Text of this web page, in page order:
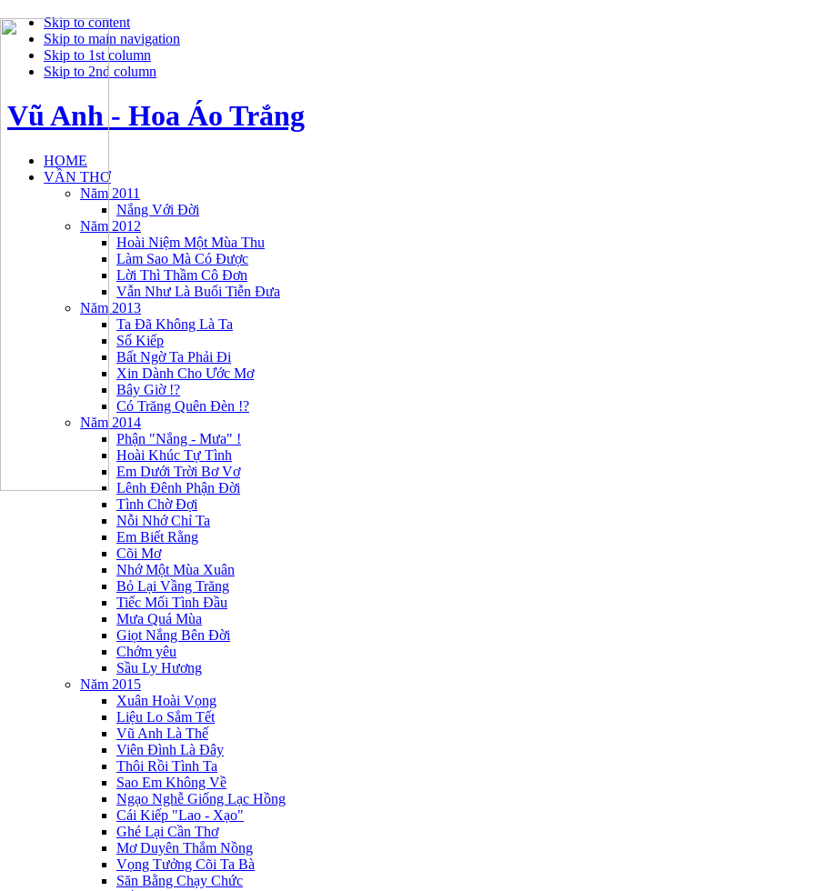
Skip to content
Skip to main navigation
Skip to 1st column
Skip to 2nd column
Vũ Anh - Hoa Áo Trắng
HOME
VẦN THƠ
Năm 2011
Nắng Với Đời
Năm 2012
Hoài Niệm Một Mùa Thu
Làm Sao Mà Có Được
Lời Thì Thầm Cô Đơn
Vẫn Như Là Buổi Tiễn Đưa
Năm 2013
Ta Đã Không Là Ta
Số Kiếp
Bất Ngờ Ta Phải Đi
Xin Dành Cho Ước Mơ
Bây Giờ !?
Có Trăng Quên Đèn !?
Năm 2014
Phận "Nắng - Mưa" !
Hoài Khúc Tự Tình
Em Dưới Trời Bơ Vơ
Lênh Đênh Phận Đời
Tình Chờ Đợi
Nỗi Nhớ Chỉ Ta
Em Biết Rằng
Cõi Mơ
Nhớ Một Mùa Xuân
Bỏ Lại Vầng Trăng
Tiếc Mối Tình Đầu
Mưa Quá Mùa
Giọt Nắng Bên Đời
Chớm yêu
Sầu Ly Hương
Năm 2015
Xuân Hoài Vọng
Liệu Lo Sắm Tết
Vũ Anh Là Thế
Viên Đình Là Đây
Thôi Rồi Tình Ta
Sao Em Không Về
Ngạo Nghễ Giống Lạc Hồng
Cái Kiếp "Lao - Xạo"
Ghé Lại Cần Thơ
Mơ Duyên Thắm Nồng
Vọng Tưởng Cõi Ta Bà
Săn Bằng Chạy Chức